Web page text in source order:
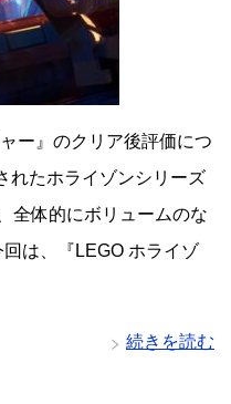
ー』のクリア後評価につ
れたホライゾンシリーズ
全体的にボリュームのな
は、『LEGO ホライゾ
続きを読む